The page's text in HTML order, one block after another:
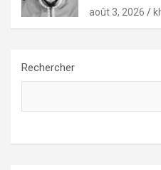
par le
août 3, 2026
Rechercher